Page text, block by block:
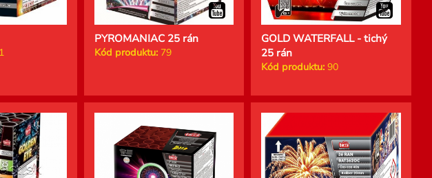
PYROMANIAC 25 rán
Kód produktu:79
GOLD WATERFALL - tichý
25 rán
Kód produktu: 90